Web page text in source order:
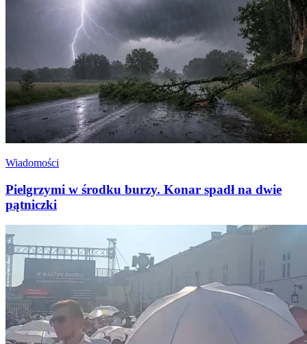
Wiadomości
Pielgrzymi w środku burzy. Konar spadł na dwie
pątniczki